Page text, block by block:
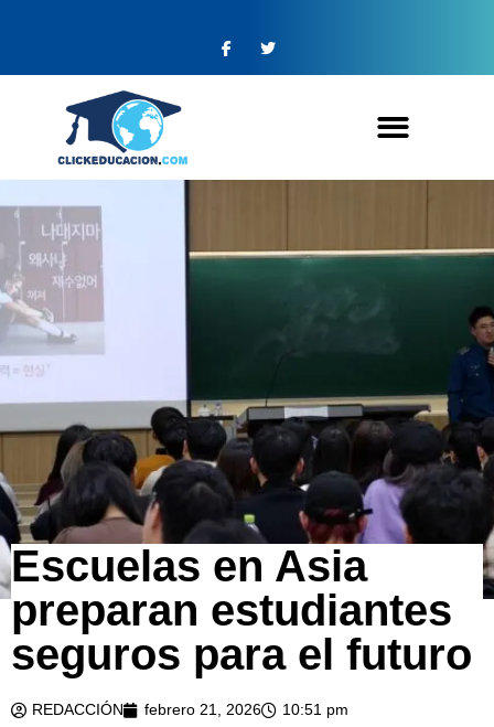
Escuelas en Asia
preparan estudiantes
seguros para el futuro
REDACCIÓN febrero 21, 2026 10:51 pm